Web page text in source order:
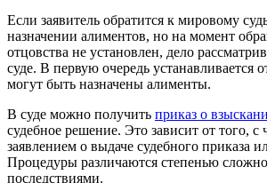
Если заявитель обратится к мировому
назначении алиментов, но на момент
отцовства не установлен, дело
суде. В первую очередь устанавливается
могут быть назначены алименты.
В суде можно получить приказ о
судебное решение. Это зависит от того, с
заявлением о выдаче судебного приказа
Процедуры различаются степенью
последствиями.